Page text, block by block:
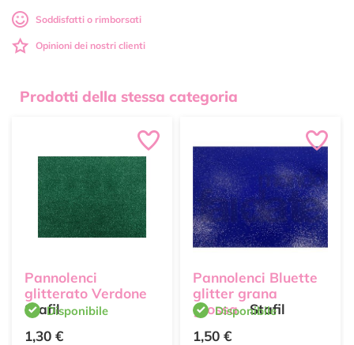
Soddisfatti o rimborsati
Opinioni dei nostri clienti
Prodotti della stessa categoria
Pannolenci
glitterato Verdone
StafilDisponibile
1,30 €
Pannolenci Bluette
glitter grana
grossa Stafil
Disponibile
1,50 €